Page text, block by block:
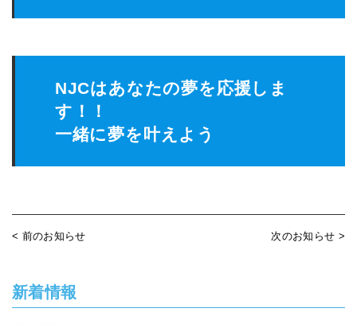
NJCはあなたの夢を応援しま
す！！
一緒に夢を叶えよう
< 前のお知らせ 次のお知らせ >
新着情報